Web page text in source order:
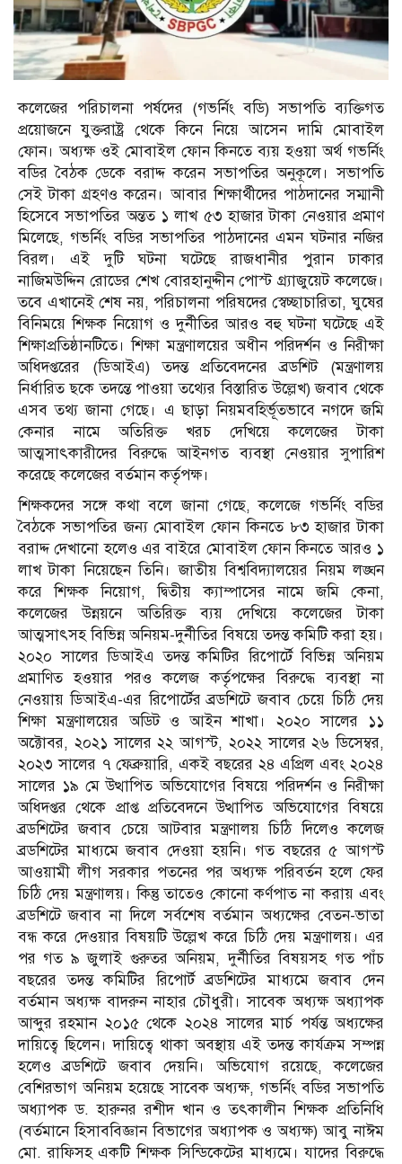
কলেজের পরিচালনা পর্ষদের (গভর্নিং বডি) সভাপতি ব্যক্তিগত
প্রয়োজনে যুক্তরাষ্ট্র থেকে কিনে নিয়ে আসেন দামি মোবাইল
ফোন। অধ্যক্ষ ওই মোবাইল ফোন কিনতে ব্যয় হওয়া অর্থ গভর্নিং
বডির বৈঠক ডেকে বরাদ্দ করেন সভাপতির অনুকূলে। সভাপতি
সেই টাকা গ্রহণও করেন। আবার শিক্ষার্থীদের পাঠদানের সম্মানী
হিসেবে সভাপতির অন্তত ১ লাখ ৫৩ হাজার টাকা নেওয়ার প্রমাণ
মিলেছে, গভর্নিং বডির সভাপতির পাঠদানের এমন ঘটনার নজির
বিরল। এই দুটি ঘটনা ঘটেছে রাজধানীর পুরান ঢাকার
নাজিমউদ্দিন রোডের শেখ বোরহানুদ্দীন পোস্ট গ্র্যাজুয়েট কলেজে।
তবে এখানেই শেষ নয়, পরিচালনা পরিষদের স্বেচ্ছাচারিতা, ঘুষের
বিনিময়ে শিক্ষক নিয়োগ ও দুর্নীতির আরও বহু ঘটনা ঘটেছে এই
শিক্ষাপ্রতিষ্ঠানটিতে। শিক্ষা মন্ত্রণালয়ের অধীন পরিদর্শন ও নিরীক্ষা
অধিদপ্তরের (ডিআইএ) তদন্ত প্রতিবেদনের ব্রডশিট (মন্ত্রণালয়
নির্ধারিত ছকে তদন্তে পাওয়া তথ্যের বিস্তারিত উল্লেখ) জবাব থেকে
এসব তথ্য জানা গেছে। এ ছাড়া নিয়মবহির্ভূতভাবে নগদে জমি
কেনার নামে অতিরিক্ত খরচ দেখিয়ে কলেজের টাকা
আত্মসাৎকারীদের বিরুদ্ধে আইনগত ব্যবস্থা নেওয়ার সুপারিশ
করেছে কলেজের বর্তমান কর্তৃপক্ষ।
শিক্ষকদের সঙ্গে কথা বলে জানা গেছে, কলেজে গভর্নিং বডির
বৈঠকে সভাপতির জন্য মোবাইল ফোন কিনতে ৮৩ হাজার টাকা
বরাদ্দ দেখানো হলেও এর বাইরে মোবাইল ফোন কিনতে আরও ১
লাখ টাকা নিয়েছেন তিনি। জাতীয় বিশ্ববিদ্যালয়ের নিয়ম লঙ্ঘন
করে শিক্ষক নিয়োগ, দ্বিতীয় ক্যাম্পাসের নামে জমি কেনা,
কলেজের উন্নয়নে অতিরিক্ত ব্যয় দেখিয়ে কলেজের টাকা
আত্মসাৎসহ বিভিন্ন অনিয়ম-দুর্নীতির বিষয়ে তদন্ত কমিটি করা হয়।
২০২০ সালের ডিআইএ তদন্ত কমিটির রিপোর্টে বিভিন্ন অনিয়ম
প্রমাণিত হওয়ার পরও কলেজ কর্তৃপক্ষের বিরুদ্ধে ব্যবস্থা না
নেওয়ায় ডিআইএ-এর রিপোর্টের ব্রডশিটে জবাব চেয়ে চিঠি দেয়
শিক্ষা মন্ত্রণালয়ের অডিট ও আইন শাখা। ২০২০ সালের ১১
অক্টোবর, ২০২১ সালের ২২ আগস্ট, ২০২২ সালের ২৬ ডিসেম্বর,
২০২৩ সালের ৭ ফেব্রুয়ারি, একই বছরের ২৪ এপ্রিল এবং ২০২৪
সালের ১৯ মে উত্থাপিত অভিযোগের বিষয়ে পরিদর্শন ও নিরীক্ষা
অধিদপ্তর থেকে প্রাপ্ত প্রতিবেদনে উত্থাপিত অভিযোগের বিষয়ে
ব্রডশিটের জবাব চেয়ে আটবার মন্ত্রণালয় চিঠি দিলেও কলেজ
ব্রডশিটের মাধ্যমে জবাব দেওয়া হয়নি। গত বছরের ৫ আগস্ট
আওয়ামী লীগ সরকার পতনের পর অধ্যক্ষ পরিবর্তন হলে ফের
চিঠি দেয় মন্ত্রণালয়। কিন্তু তাতেও কোনো কর্ণপাত না করায় এবং
ব্রডশিটে জবাব না দিলে সর্বশেষ বর্তমান অধ্যক্ষের বেতন-ভাতা
বন্ধ করে দেওয়ার বিষয়টি উল্লেখ করে চিঠি দেয় মন্ত্রণালয়। এর
পর গত ৯ জুলাই গুরুতর অনিয়ম, দুর্নীতির বিষয়সহ গত পাঁচ
বছরের তদন্ত কমিটির রিপোর্ট ব্রডশিটের মাধ্যমে জবাব দেন
বর্তমান অধ্যক্ষ বাদরুন নাহার চৌধুরী। সাবেক অধ্যক্ষ অধ্যাপক
আব্দুর রহমান ২০১৫ থেকে ২০২৪ সালের মার্চ পর্যন্ত অধ্যক্ষের
দায়িত্বে ছিলেন। দায়িত্বে থাকা অবস্থায় এই তদন্ত কার্যক্রম সম্পন্ন
হলেও ব্রডশিটে জবাব দেয়নি। অভিযোগ রয়েছে, কলেজের
বেশিরভাগ অনিয়ম হয়েছে সাবেক অধ্যক্ষ, গভর্নিং বডির সভাপতি
অধ্যাপক ড. হারুনর রশীদ খান ও তৎকালীন শিক্ষক প্রতিনিধি
(বর্তমানে হিসাববিজ্ঞান বিভাগের অধ্যাপক ও অধ্যক্ষ) আবু নাঈম
মো. রাফিসহ একটি শিক্ষক সিন্ডিকেটের মাধ্যমে। যাদের বিরুদ্ধে